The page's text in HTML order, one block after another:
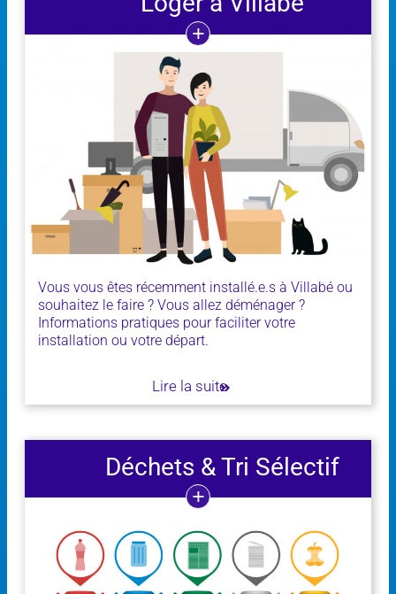
Vous vous êtes récemment installé.e.s à Villabé ou
souhaitez le faire ? Vous allez déménager ?
Informations pratiques pour faciliter votre
installation ou votre départ.
Lire la suite
Déchets & Tri Sélectif